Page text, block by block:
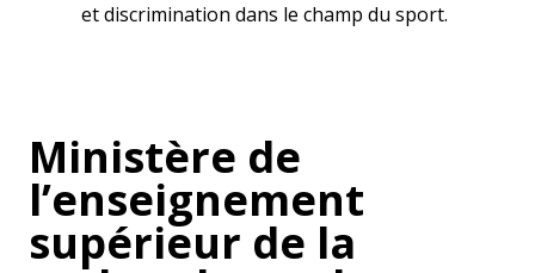
et discrimination dans le champ du sport.
Ministère de
l’enseignement
supérieur de la